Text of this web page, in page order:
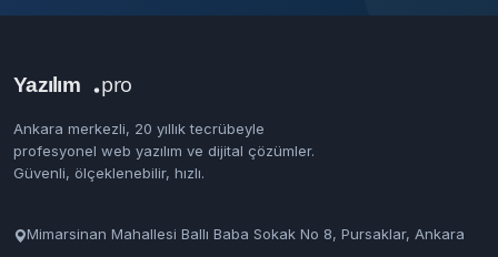
Ankara merkezli, 20 yıllık tecrübeyle
profesyonel web yazılım ve dijital çözümler.
Güvenli, ölçeklenebilir, hızlı.
Mimarsinan Mahallesi Ballı Baba Sokak No 8, Pursaklar, Ankara